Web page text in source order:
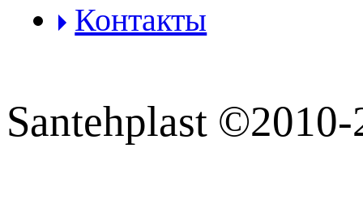
Контакты
Santehplast